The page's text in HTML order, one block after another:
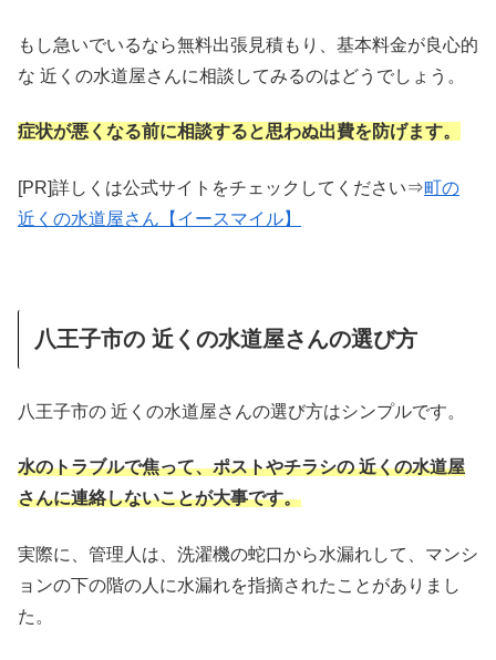
もし急いでいるなら無料出張見積もり、基本料金が良心的
な 近くの水道屋さんに相談してみるのはどうでしょう。
症状が悪くなる前に相談すると思わぬ出費を防げます。
[PR]詳しくは公式サイトをチェックしてください⇒町の
近くの水道屋さん【イースマイル】
八王子市の 近くの水道屋さんの選び方
八王子市の 近くの水道屋さんの選び方はシンプルです。
水のトラブルで焦って、ポストやチラシの 近くの水道屋
さんに連絡しないことが大事です。
実際に、管理人は、洗濯機の蛇口から水漏れして、マンシ
ョンの下の階の人に水漏れを指摘されたことがありまし
た。